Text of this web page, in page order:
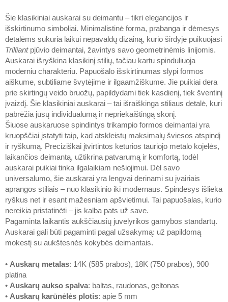
Šie klasikiniai auskarai su deimantu – tikri elegancijos ir
išskirtinumo simboliai. Minimalistinė forma, prabanga ir dėmesys
detalėms sukuria laikui nepavaldų dizainą, kurio širdyje puikuojasi
Trilliantpjūvio deimantai, žavintys savo geometrinėmis linijomis.
Auskarai išryškina klasikinį stilių, tačiau kartu spinduliuoja
moderniu charakteriu. Papuošalo išskirtinumas slypi formos
aiškume, subtiliame švytėjime ir ilgaamžiškume. Jie puikiai dera
prie skirtingų veido bruožų, papildydami tiek kasdienį, tiek šventinį
įvaizdį. Šie klasikiniai auskarai – tai išraiškinga stiliaus detalė, kuri
pabrėžia jūsų individualumą ir nepriekaištingą skonį.
Šiuose auskaruose spindintys trikampio formos deimantai yra
kruopščiai įstatyti taip, kad atskleistų maksimalų šviesos atspindį
ir ryškumą. Preciziškai įtvirtintos keturios tauriojo metalo kojelės,
laikančios deimantą, užtikrina patvarumą ir komfortą, todėl
auskarai puikiai tinka ilgalaikiam nešiojimui. Dėl savo
universalumo, šie auskarai yra lengvai derinami su įvairiais
aprangos stiliais – nuo klasikinio iki modernaus. Spindesys išlieka
ryškus net ir esant mažesniam apšvietimui. Tai papuošalas, kurio
nereikia pristatinėti – jis kalba pats už save.
Pagaminta laikantis aukščiausių juvelyrikos gamybos standartų.
Auskarai gali būti pagaminti pagal užsakymą: už papildomą
mokestį su aukštesnės kokybės deimantais.
• Auskarų metalas: 14K (585 prabos), 18K (750 prabos), 900
platina
• Auskarų aukso spalva: baltas, raudonas, geltonas
• Auskarų karūnėlės plotis: apie 5 mm